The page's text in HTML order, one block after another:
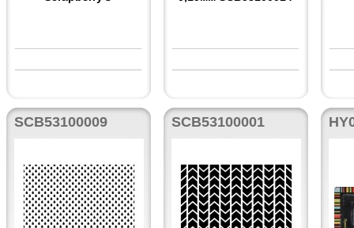
SCB53100009 SCB53100001